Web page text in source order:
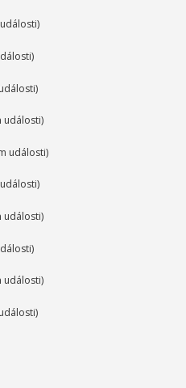
události)
události)
události)
události)